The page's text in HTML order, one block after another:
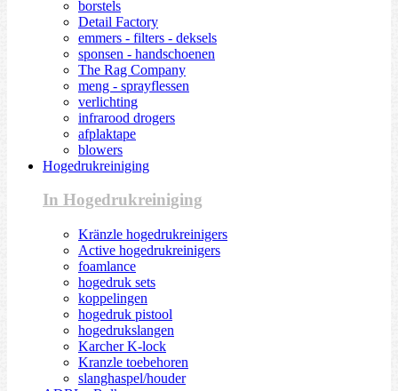
borstels
Detail Factory
emmers - filters - deksels
sponsen - handschoenen
The Rag Company
meng - sprayflessen
verlichting
infrarood drogers
afplaktape
blowers
Hogedrukreiniging
In Hogedrukreiniging
Kränzle hogedrukreinigers
Active hogedrukreinigers
foamlance
hogedruk sets
koppelingen
hogedruk pistool
hogedrukslangen
Karcher K-lock
Kranzle toebehoren
slanghaspel/houder